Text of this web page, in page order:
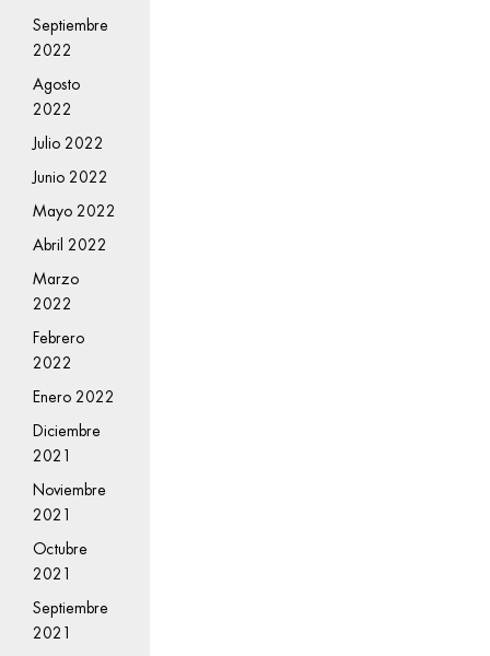
Septiembre
2022
Agosto
2022
Julio 2022
Junio 2022
Mayo 2022
Abril 2022
Marzo
2022
Febrero
2022
Enero 2022
Diciembre
2021
Noviembre
2021
Octubre
2021
Septiembre
2021